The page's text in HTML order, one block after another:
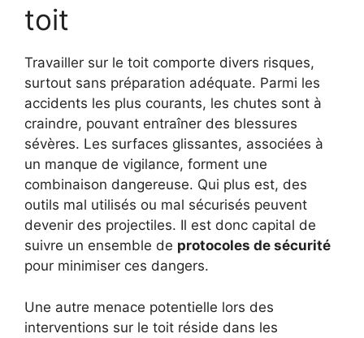
toit
Travailler sur le toit comporte divers risques,
surtout sans préparation adéquate. Parmi les
accidents les plus courants, les chutes sont à
craindre, pouvant entraîner des blessures
sévères. Les surfaces glissantes, associées à
un manque de vigilance, forment une
combinaison dangereuse. Qui plus est, des
outils mal utilisés ou mal sécurisés peuvent
devenir des projectiles. Il est donc capital de
suivre un ensemble de protocoles de sécurité
pour minimiser ces dangers.
Une autre menace potentielle lors des
interventions sur le toit réside dans les